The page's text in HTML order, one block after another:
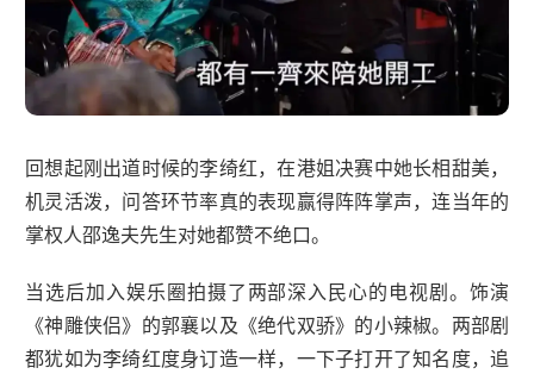
回想起刚出道时候的李绮红，在港姐决赛中她长相甜美，
机灵活泼，问答环节率真的表现赢得阵阵掌声，连当年的
掌权人邵逸夫先生对她都赞不绝口。
当选后加入娱乐圈拍摄了两部深入民心的电视剧。饰演
《神雕侠侣》的郭襄以及《绝代双骄》的小辣椒。两部剧
都犹如为李绮红度身订造一样，一下子打开了知名度，追